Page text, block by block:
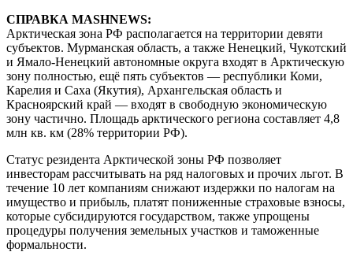
СПРАВКА MASHNEWS:
Арктическая зона РФ располагается на территории девяти
субъектов. Мурманская область, а также Ненецкий, Чукотский
и Ямало-Ненецкий автономные округа входят в Арктическую
зону полностью, ещё пять субъектов — республики Коми,
Карелия и Саха (Якутия), Архангельская область и
Красноярский край — входят в свободную экономическую
зону частично. Площадь арктического региона составляет 4,8
млн кв. км (28% территории РФ).
Статус резидента Арктической зоны РФ позволяет
инвесторам рассчитывать на ряд налоговых и прочих льгот. В
течение 10 лет компаниям снижают издержки по налогам на
имущество и прибыль, платят пониженные страховые взносы,
которые субсидируются государством, также упрощены
процедуры получения земельных участков и таможенные
формальности.